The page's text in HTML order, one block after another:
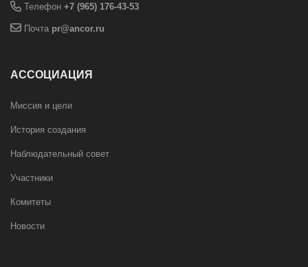
Телефон +7 (965) 176-43-53
Почта pr@ancor.ru
АССОЦИАЦИЯ
Миссия и цели
История создания
Наблюдательный совет
Участники
Комитеты
Новости